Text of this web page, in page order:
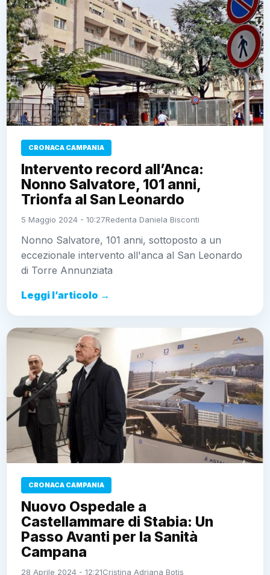
CRONACA CAMPANIA
Intervento record all’Anca:
Nonno Salvatore, 101 anni,
Trionfa al San Leonardo
5 Maggio 2024 - 10:27Redenta Daniela Bisconti
Nonno Salvatore, 101 anni, sottoposto a un
eccezionale intervento all'anca al San Leonardo
di Torre Annunziata
Leggi l’articolo →
CRONACA CAMPANIA
Nuovo Ospedale a
Castellammare di Stabia: Un
Passo Avanti per la Sanità
Campana
28 Aprile 2024 - 12:21Cristina Adriana Botis